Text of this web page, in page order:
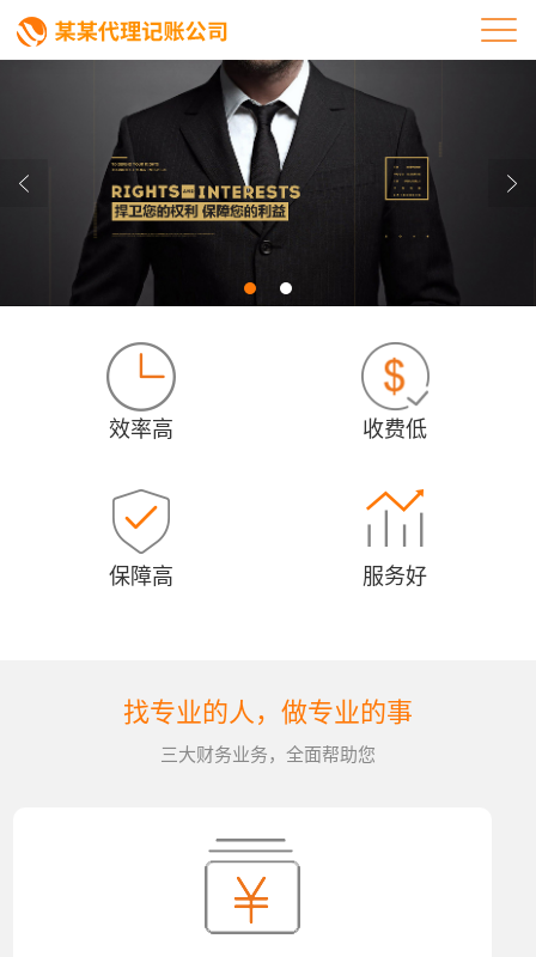
效率高 收费低
保障高 服务好
找专业的人，做专业的事
三大财务业务，全面帮助您